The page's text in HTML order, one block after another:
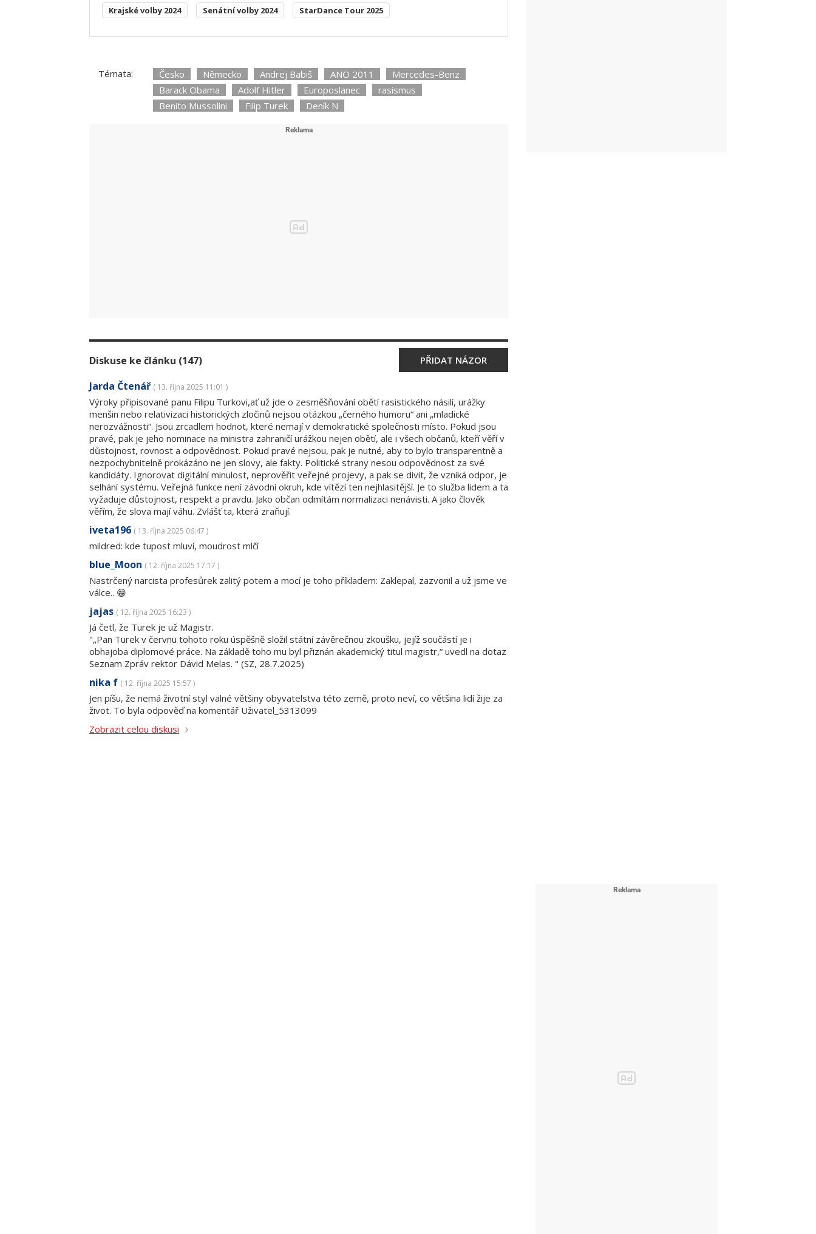
Krajské volby 2024
Senátní volby 2024 StarDance Tour 2025
Témata: Česko Německo Andrej Babiš ANO 2011
Mercedes-Benz
Barack Obama
Adolf Hitler Europoslanec
rasismus
Benito Mussolini
Filip Turek Deník N
Diskuse ke článku (147) PŘIDAT NÁZOR
Jarda Čtenář ( 13. října 2025 11:01 )
Výroky připisované panu Filipu Turkovi,ať už jde o zesměšňování obětí rasistického násilí, urážky
menšin nebo relativizaci historických zločinů nejsou otázkou „černého humoru“ ani „mladické
nerozvážnosti“. Jsou zrcadlem hodnot, které nemají v demokratické společnosti místo. Pokud jsou
pravé, pak je jeho nominace na ministra zahraničí urážkou nejen obětí, ale i všech občanů, kteří věří v
důstojnost, rovnost a odpovědnost. Pokud pravé nejsou, pak je nutné, aby to bylo transparentně a
nezpochybnitelně prokázáno ne jen slovy, ale fakty. Politické strany nesou odpovědnost za své
kandidáty. Ignorovat digitální minulost, neprověřit veřejné projevy, a pak se divit, že vzniká odpor, je
selhání systému. Veřejná funkce není závodní okruh, kde vítězí ten nejhlasitější. Je to služba lidem a ta
vyžaduje důstojnost, respekt a pravdu. Jako občan odmítám normalizaci nenávisti. A jako člověk
věřím, že slova mají váhu. Zvlášť ta, která zraňují.
iveta196 ( 13. října 2025 06:47 )
mildred: kde tupost mluví, moudrost mlčí
blue_Moon ( 12. října 2025 17:17 )
Nastrčený narcista profesůrek zalitý potem a mocí je toho příkladem: Zaklepal, zazvonil a už jsme ve
válce.. 😁
jajas ( 12. října 2025 16:23 )
Já četl, že Turek je už Magistr.
"„Pan Turek v červnu tohoto roku úspěšně složil státní závěrečnou zkoušku, jejíž součástí je i
obhajoba diplomové práce. Na základě toho mu byl přiznán akademický titul magistr,“ uvedl na dotaz
Seznam Zpráv rektor Dávid Melas. " (SZ, 28.7.2025)
nika f ( 12. října 2025 15:57 )
Jen píšu, že nemá životní styl valné většiny obyvatelstva této země, proto neví, co většina lidí žije za
život. To byla odpověď na komentář Uživatel_5313099
Zobrazit celou diskusi